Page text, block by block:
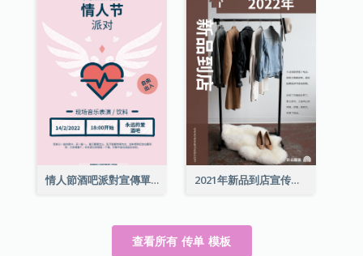
情人節酒吧派對宣傳單張 2021年新品到店宣传单张
查看所有 传单 模板